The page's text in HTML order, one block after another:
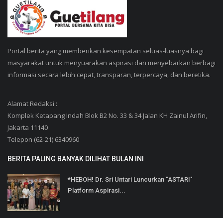
Portal berita yang memberikan kesempatan seluas-luasnya bagi
masyarakat untuk menyuarakan aspirasi dan menyebarkan berbagi
informasi secara lebih cepat, transparan, terpercaya, dan beretika.
Alamat Redaksi :
Komplek Ketapang Indah Blok B2 No. 33 & 34 Jalan KH Zainul Arifin,
Jakarta 11140
Telepon (62-21) 6340960
BERITA PALING BANYAK DILIHAT BULAN INI
*HEBOH! Dr. Sri Untari Luncurkan "ASTARI"
Platform Aspirasi...